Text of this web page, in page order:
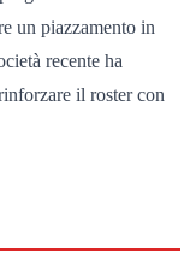
un piazzamento in
recente ha
il roster con